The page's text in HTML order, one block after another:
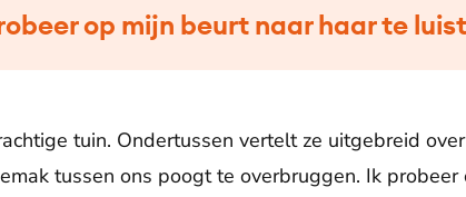
op mijn beurt naar haar te
tuin. Ondertussen vertelt ze uitgebreid
tussen ons poogt te overbruggen. Ik